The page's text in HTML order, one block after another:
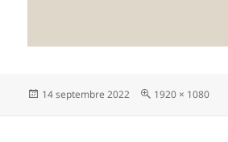
Publié
14 septembre 2022
Taille
1920 × 1080